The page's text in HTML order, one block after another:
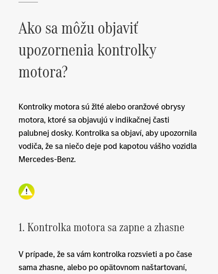
Ako sa môžu objaviť
upozornenia kontrolky
motora?
Kontrolky motora sú žlté alebo oranžové obrysy
motora, ktoré sa objavujú v indikačnej časti
palubnej dosky. Kontrolka sa objaví, aby upozornila
vodiča, že sa niečo deje pod kapotou vášho vozidla
Mercedes-Benz.
1. Kontrolka motora sa zapne a zhasne
V prípade, že sa vám kontrolka rozsvieti a po čase
sama zhasne, alebo po opätovnom naštartovaní,